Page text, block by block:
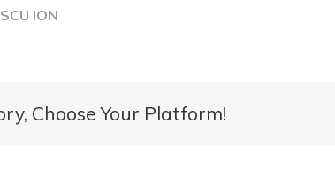
ION
Choose Your Platform!